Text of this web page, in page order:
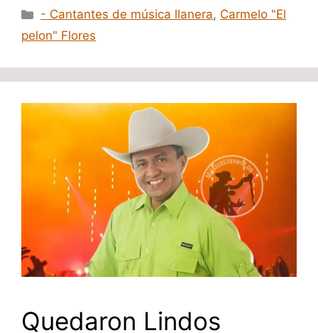
Categorías
- Cantantes de música llanera, Carmelo "El
pelon" Flores
Quedaron Lindos